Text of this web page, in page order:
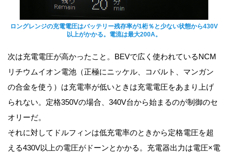
ロングレンジの充電電圧はバッテリー残存率が1桁％と少ない状態から430V
以上がかかる。電流は最大200A。
次は充電電圧が高かったこと。BEVで広く使われているNCM
リチウムイオン電池（正極にニッケル、コバルト、マンガン
の合金を使う）は充電率が低いときは充電電圧をあまり上げ
られない。定格350Vの場合、340V台から始まるのが制御のセ
オリーだ。
それに対してドルフィンは低充電率のときから定格電圧を超
える430V以上の電圧がドーンとかかる。充電器出力は電圧×電